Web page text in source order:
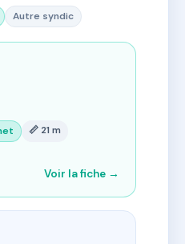
Autre syndic
📏 21 m
Voir la fiche →